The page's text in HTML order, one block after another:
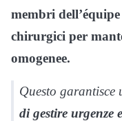
membri
chirurgici per
omogenee.
Questo garantisce
di gestire urgenze